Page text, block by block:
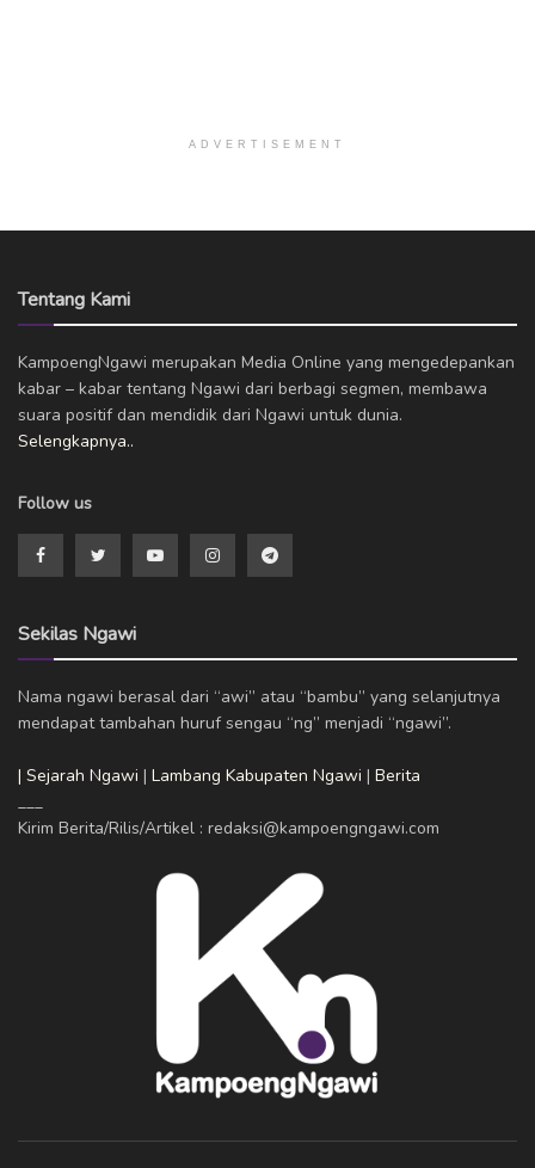
ADVERTISEMENT
Tentang Kami
KampoengNgawi merupakan Media Online yang mengedepankan
kabar – kabar tentang Ngawi dari berbagi segmen, membawa
suara positif dan mendidik dari Ngawi untuk dunia.
Selengkapnya..
Follow us
Sekilas Ngawi
Nama ngawi berasal dari “awi” atau “bambu” yang selanjutnya
mendapat tambahan huruf sengau “ng” menjadi “ngawi”.
| Sejarah Ngawi | Lambang Kabupaten Ngawi | Berita
___
Kirim Berita/Rilis/Artikel : redaksi@kampoengngawi.com